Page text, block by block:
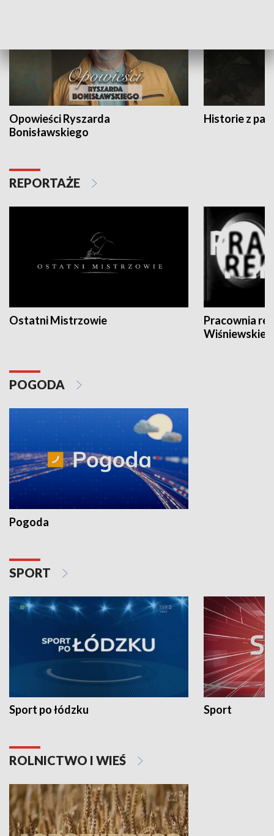
Opowieści Ryszarda
Bonisławskiego
Historie z
REPORTAŻE
Ostatni Mistrzowie
Pracownia
POGODA
Pogoda
SPORT
Sport po łódzku Sport
ROLNICTWO I WIEŚ